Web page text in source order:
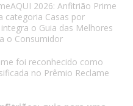
2026: Anfitrião Prime
categoria Casas por
o Guia das Melhores
o Consumidor
foi reconhecido como
no Prêmio Reclame